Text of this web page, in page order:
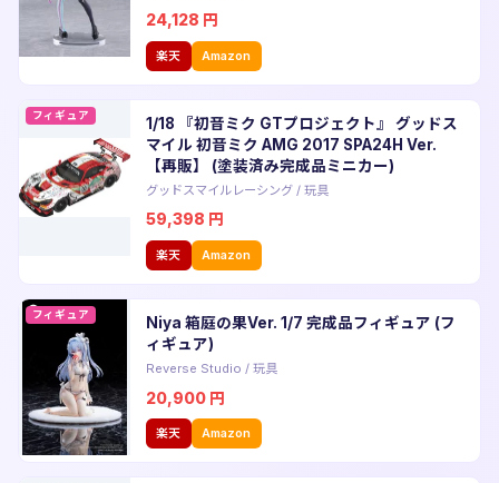
24,128 円
楽天 Amazon
フィギュア
1/18 『初音ミク GTプロジェクト』 グッドス
マイル 初音ミク AMG 2017 SPA24H Ver.
【再販】 (塗装済み完成品ミニカー)
グッドスマイルレーシング/ 玩具
59,398 円
楽天 Amazon
フィギュア
Niya 箱庭の果Ver. 1/7 完成品フィギュア (フ
ィギュア)
Reverse Studio / 玩具
20,900 円
楽天 Amazon